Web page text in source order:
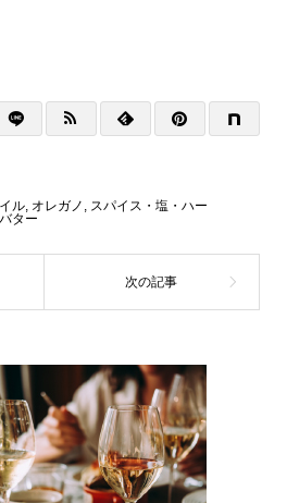
ル, オレガノ , スパイス・塩・ハー
ター